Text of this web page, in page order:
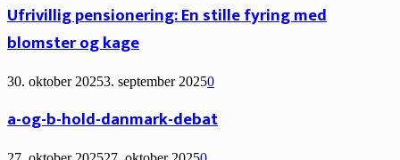
Ufrivillig pensionering: En stille fyring med
blomster og kage
30. oktober 20253. september 20250
a-og-b-hold-danmark-debat